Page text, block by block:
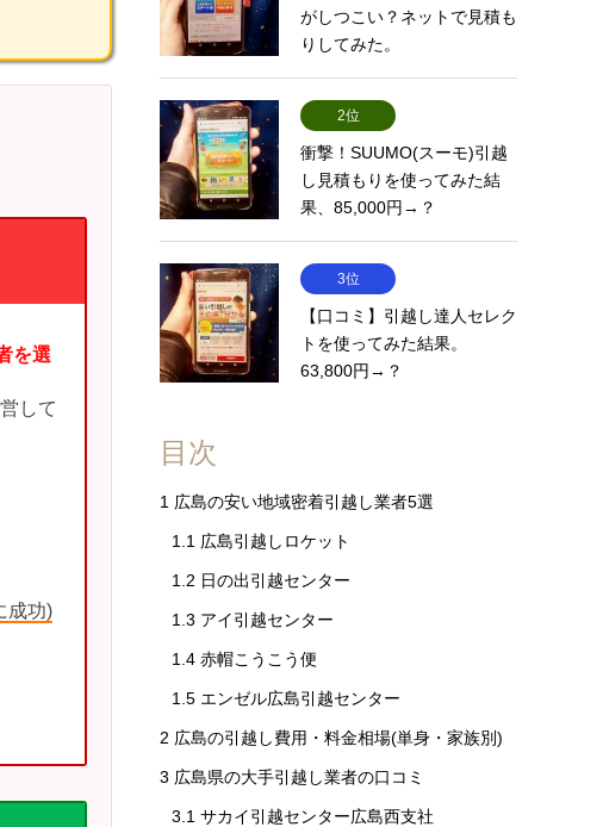
を選
して
成功)
がしつこい？ネットで見積も
りしてみた。
2位
衝撃！SUUMO(スーモ)引越
し見積もりを使ってみた結
果、85,000円→？
3位
【口コミ】引越し達人セレク
トを使ってみた結果。
63,800円→？
目次
1 広島の安い地域密着引越し業者5選
1.1 広島引越しロケット
1.2 日の出引越センター
1.3 アイ引越センター
1.4 赤帽こうこう便
1.5 エンゼル広島引越センター
2 広島の引越し費用・料金相場(単身・家族別)
3 広島県の大手引越し業者の口コミ
3.1 サカイ引越センター広島西支社